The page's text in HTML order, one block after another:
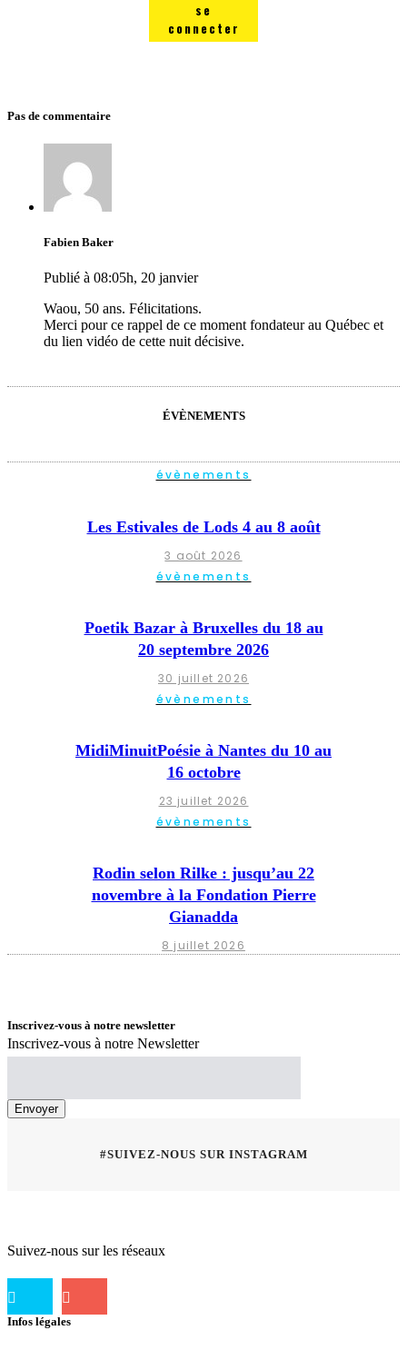
se
connecter
Pas de commentaire
Fabien Baker
Publié à 08:05h, 20 janvier
Waou, 50 ans. Félicitations.
Merci pour ce rappel de ce moment fondateur au Québec et
du lien vidéo de cette nuit décisive.
ÉVÈNEMENTS
évènements
Les Estivales de Lods 4 au 8 août
3 août 2026
évènements
Poetik Bazar à Bruxelles du 18 au
20 septembre 2026
30 juillet 2026
évènements
MidiMinuitPoésie à Nantes du 10 au
16 octobre
23 juillet 2026
évènements
Rodin selon Rilke : jusqu’au 22
novembre à la Fondation Pierre
Gianadda
8 juillet 2026
Inscrivez-vous à notre newsletter
Inscrivez-vous à notre Newsletter
#SUIVEZ-NOUS SUR INSTAGRAM
Suivez-nous sur les réseaux
Infos légales